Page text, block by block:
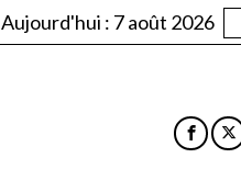
Aujourd'hui : 7 août 2026